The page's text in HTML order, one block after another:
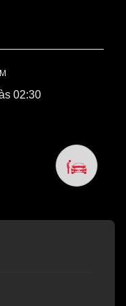
02:30